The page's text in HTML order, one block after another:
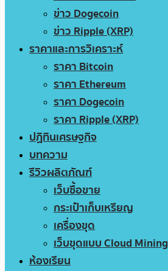
ข่าว Dogecoin
ข่าว Ripple (XRP)
ราคาและการวิเคราะห์
ราคา Bitcoin
ราคา Ethereum
ราคา Dogecoin
ราคา Ripple (XRP)
ปฏิทินเศรษฐกิจ
บทความ
รีวิวผลิตภัณฑ์
เว็บซื้อขาย
กระเป๋าเก็บเหรียญ
เครื่องขุด
เว็บขุดแบบ Cloud Mining
ห้องเรียน